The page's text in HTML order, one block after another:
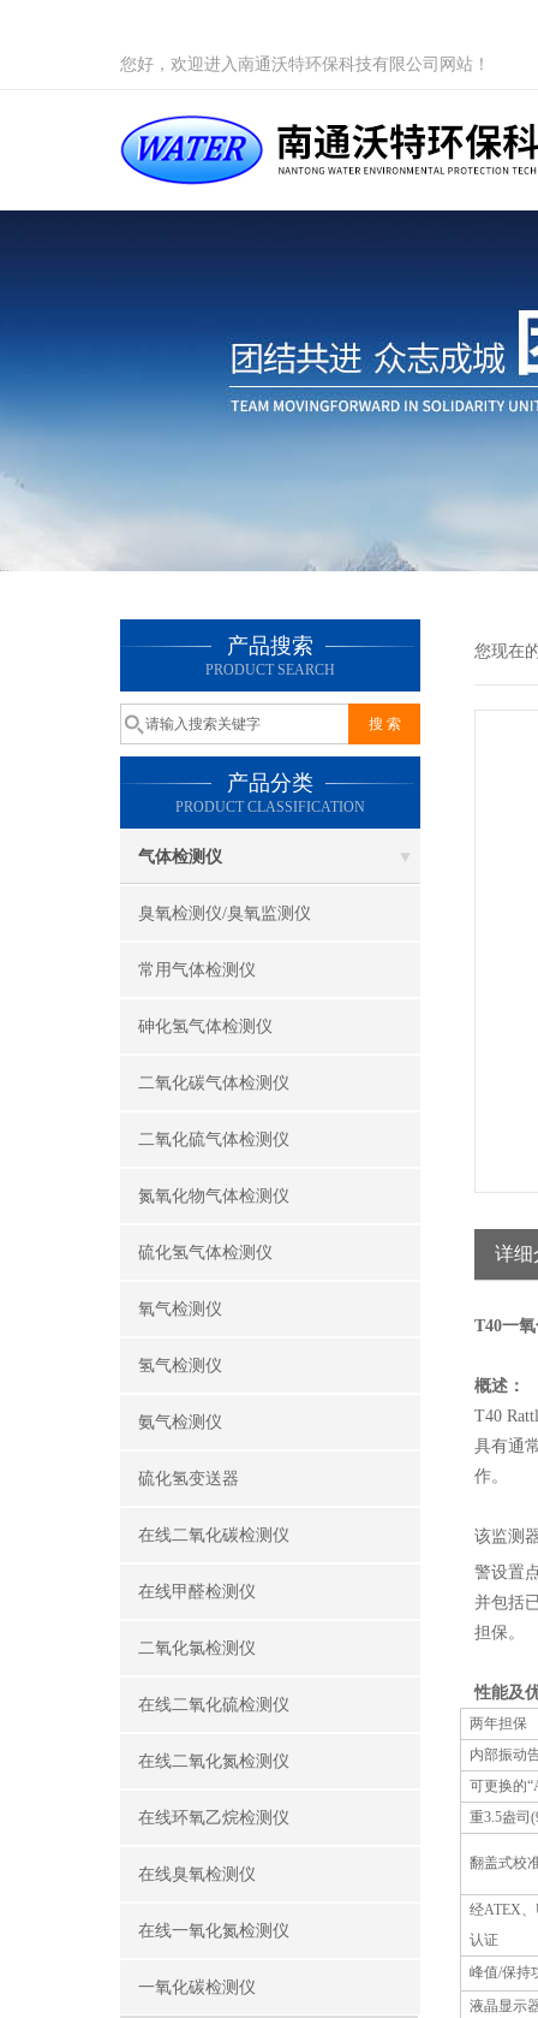
您好，欢迎进入南通沃特环保科技有限公司网站！
产品搜索
PRODUCT SEARCH
产品分类
PRODUCT CLASSIFICATION
气体检测仪
臭氧检测仪/臭氧监测仪
常用气体检测仪
砷化氢气体检测仪
二氧化碳气体检测仪
二氧化硫气体检测仪
氮氧化物气体检测仪
硫化氢气体检测仪
氧气检测仪
氢气检测仪
氨气检测仪
硫化氢变送器
在线二氧化碳检测仪
在线甲醛检测仪
二氧化氯检测仪
在线二氧化硫检测仪
在线二氧化氮检测仪
在线环氧乙烷检测仪
在线臭氧检测仪
在线一氧化氮检测仪
一氧化碳检测仪
您现在
详细
T40一
概述：
T40
具有通
作。
该监测
警设置
并包括
担保。
性能及
两年担保
内部振动
可更换的
重3.5盎司(
翻盖式校
经ATEX 、
认证
峰值/保持
液晶显示